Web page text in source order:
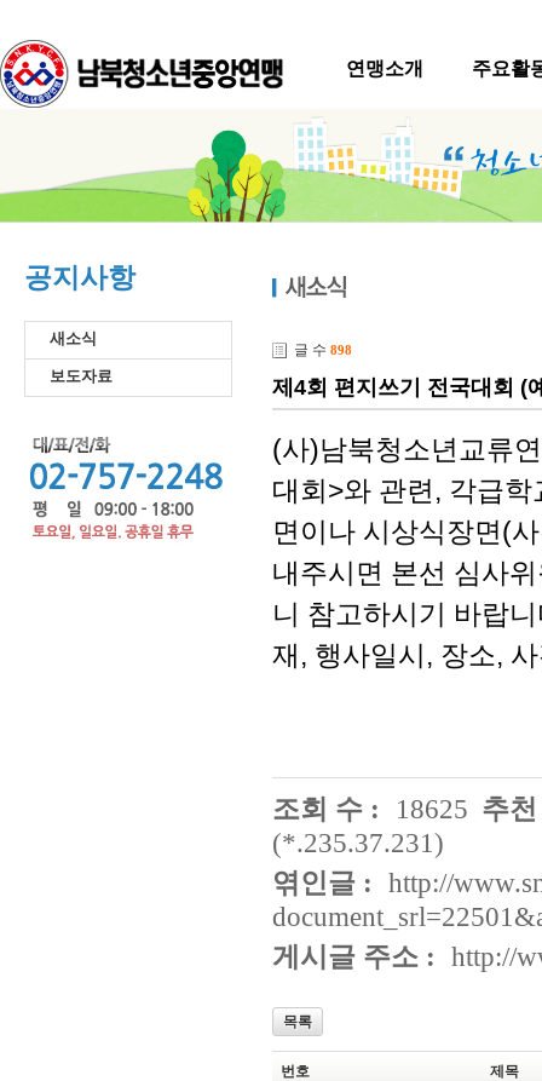
연맹소개 주요활
공지사항
새소식
보도자료
글 수 898
제4회 편지쓰기 전국대회 (
(사)남북청소년교류
대회>와 관련, 각급
면이나 시상식장면(
내주시면 본선 심사
니 참고하시기 바랍
재, 행사일시, 장소,
조회 수 : 18625 추
(*.235.37.231)
엮인글 : http://
게시글 주소 : http://
목록
번호 제목